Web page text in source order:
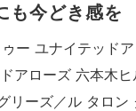
も今どき感を
ー ユナイテッド
アローズ 六本木
リーズ／ル タロン